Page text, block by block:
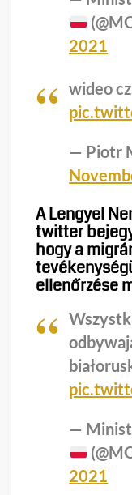
2021
wideo
— Piotr
A Lengyel
twitter
hogy a
ellenőrzése
—
2021